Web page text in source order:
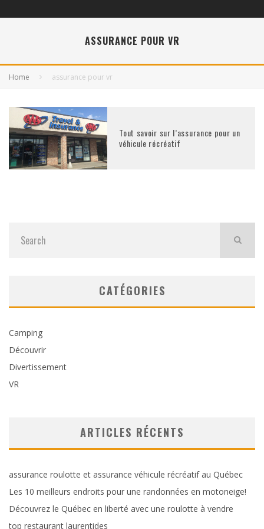
ASSURANCE POUR VR
Home assurance pour vr
Tout savoir sur l’assurance pour un
véhicule récréatif
CATÉGORIES
Camping
Découvrir
Divertissement
VR
ARTICLES RÉCENTS
assurance roulotte et assurance véhicule récréatif au Québec
Les 10 meilleurs endroits pour une randonnées en motoneige!
Découvrez le Québec en liberté avec une roulotte à vendre
top restaurant laurentides